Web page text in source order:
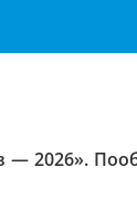
— 2026».